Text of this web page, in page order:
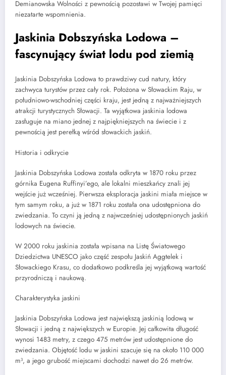
Demianowska Wolności z pewnością pozostawi w Twojej pamięci
niezatarte wspomnienia.
Jaskinia Dobszyńska Lodowa –
fascynujący świat lodu pod ziemią
Jaskinia Dobszyńska Lodowa to prawdziwy cud natury, który
zachwyca turystów przez cały rok. Położona w Słowackim Raju, w
południowo-wschodniej części kraju, jest jedną z najważniejszych
atrakcji turystycznych Słowacji. Ta wyjątkowa jaskinia lodowa
zasługuje na miano jednej z najpiękniejszych na świecie i z
pewnością jest perełką wśród słowackich jaskiń.
Historia i odkrycie
Jaskinia Dobszyńska Lodowa została odkryta w 1870 roku przez
górnika Eugena Ruffinyi’ego, ale lokalni mieszkańcy znali jej
wejście już wcześniej. Pierwsza eksploracja jaskini miała miejsce w
tym samym roku, a już w 1871 roku została ona udostępniona do
zwiedzania. To czyni ją jedną z najwcześniej udostępnionych jaskiń
lodowych na świecie.
W 2000 roku jaskinia została wpisana na Listę Światowego
Dziedzictwa UNESCO jako część zespołu Jaskiń Aggtelek i
Słowackiego Krasu, co dodatkowo podkreśla jej wyjątkową wartość
przyrodniczą i naukową.
Charakterystyka jaskini
Jaskinia Dobszyńska Lodowa jest największą jaskinią lodową w
Słowacji i jedną z największych w Europie. Jej całkowita długość
wynosi 1483 metry, z czego 475 metrów jest udostępnione do
zwiedzania. Objętość lodu w jaskini szacuje się na około 110 000
m³, a jego grubość miejscami dochodzi nawet do 26 metrów.